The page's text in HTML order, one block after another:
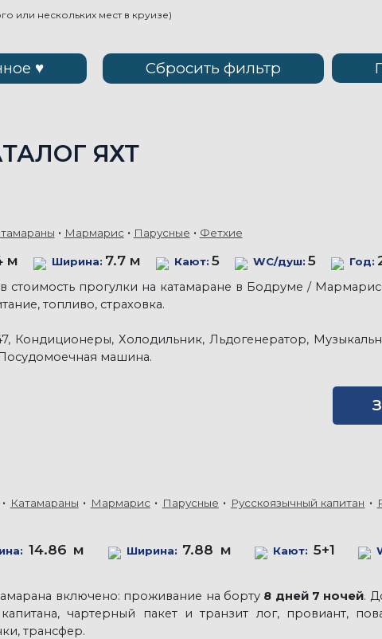
или нескольких мест в круизе)
Сбросить фильтр
♥
ЯХТ
Мармарис Парусные Фетхие
м Ширина: 7.7 м Кают: 5 WC/душ: 5 Год:
стоимость прогулки на катамаране в Бодруме /
топливо, страховка.
Кондиционеры, Холодильник, Льдогенератор,
машина.
Катамараны Мармарис Парусные Русскоязычный капитан
14.86 м Ширина: 7.88 м Кают: 5+1
включено: проживание на борту 8 дней 7 ночей.
капитана, чартерный пакет и транзит лог, провиант,
трансфер.